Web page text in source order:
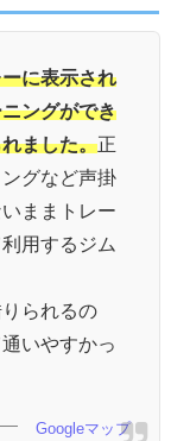
に表示され
ングができ
ました。正
グなど声掛
ままトレー
用するジム
られるの
いやすかっ
Googleマップ